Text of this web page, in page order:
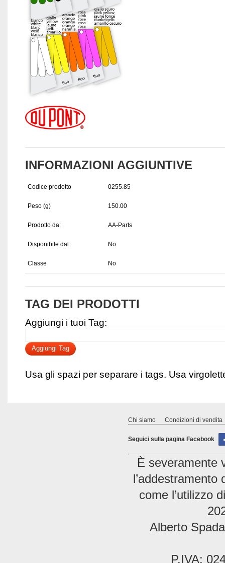
INFORMAZIONI AGGIUNTIVE
Codice prodotto 0255.85
Peso (g) 150.00
Prodotto da: AA-Parts
Disponibile dal: No
Classe No
TAG DEI PRODOTTI
Aggiungi i tuoi Tag:
Aggiungi Tag
Usa gli spazi per separare i tags. Usa
Chi siamo Condizioni di vendita
Seguici sulla pagina Facebook
È severamente
come l’utilizzo
Alberto
P.IVA: